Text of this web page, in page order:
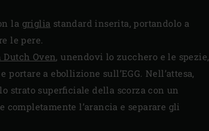
la griglia standard inserita, portandolo a
le pere.
Dutch Oven, unendovi lo zucchero e le spezie,
portare a ebollizione sull’EGG. Nell’attesa,
strato superficiale della scorza con un
completamente l’arancia e separare gli